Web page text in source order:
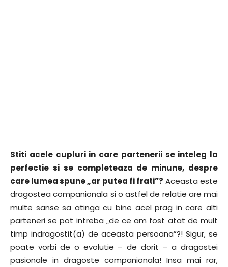
Stiti acele cupluri in care partenerii se inteleg la
perfectie si se completeaza de minune, despre
care lumea spune „ar putea fi frati”? Aceasta este
dragostea companionala si o astfel de relatie are mai
multe sanse sa atinga cu bine acel prag in care alti
parteneri se pot intreba „de ce am fost atat de mult
timp indragostit(a) de aceasta persoana”?! Sigur, se
poate vorbi de o evolutie – de dorit – a dragostei
pasionale in dragoste companionala! Insa mai rar,